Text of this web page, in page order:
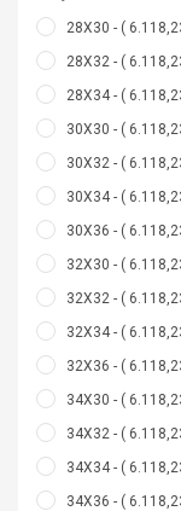
28X30 - (
28X32 - (
28X34 - (
30X30 - (
30X32 - (
30X34 - (
30X36 - (
32X30 - (
32X32 - (
32X34 - (
32X36 - (
34X30 - (
34X32 - (
34X34 - (
34X36 - (